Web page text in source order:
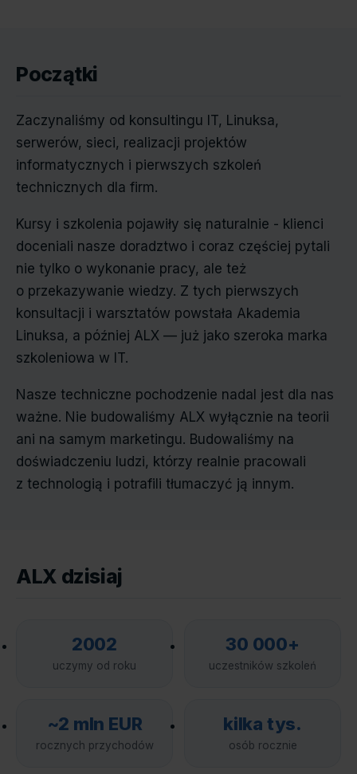
Początki
Zaczynaliśmy od konsultingu IT, Linuksa,
serwerów, sieci, realizacji projektów
informatycznych i pierwszych szkoleń
technicznych dla firm.
Kursy i szkolenia pojawiły się naturalnie - klienci
doceniali nasze doradztwo i coraz częściej pytali
nie tylko o wykonanie pracy, ale też
o przekazywanie wiedzy. Z tych pierwszych
konsultacji i warsztatów powstała Akademia
Linuksa, a później ALX — już jako szeroka marka
szkoleniowa w IT.
Nasze techniczne pochodzenie nadal jest dla nas
ważne. Nie budowaliśmy ALX wyłącznie na teorii
ani na samym marketingu. Budowaliśmy na
doświadczeniu ludzi, którzy realnie pracowali
z technologią i potrafili tłumaczyć ją innym.
ALX dzisiaj
2002
uczymy od roku
30 000+
uczestników szkoleń
~2 mln EUR
rocznych przychodów
kilka tys.
osób rocznie